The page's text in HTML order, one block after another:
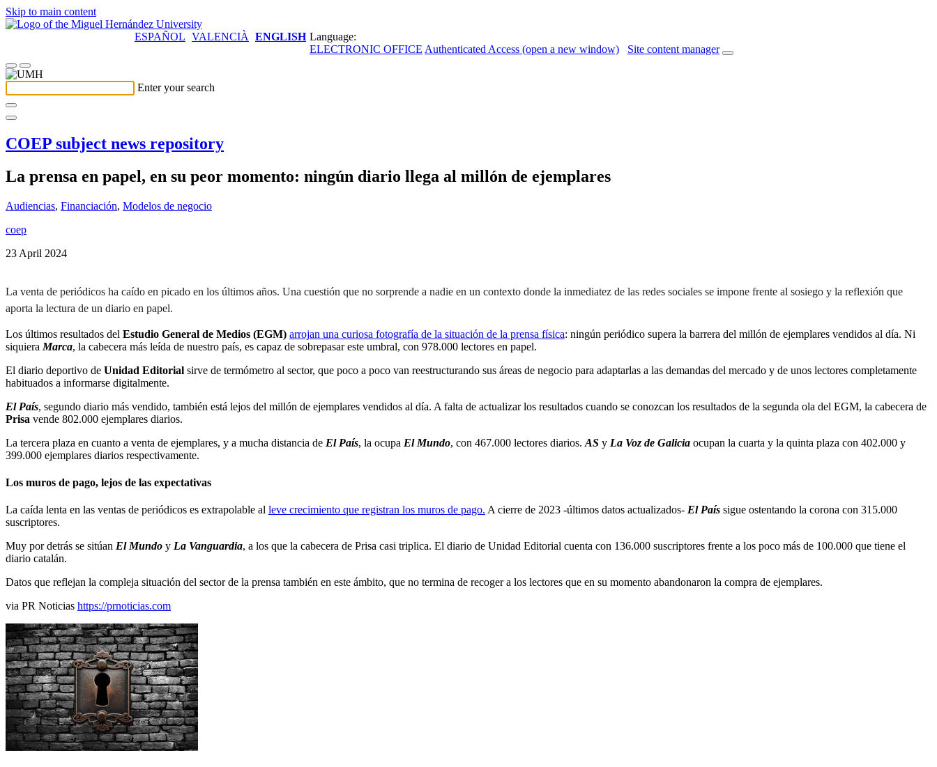
Skip to main content
Language:
ESPAÑOL VALENCIÀ
ENGLISH
ELECTRONIC OFFICE Authenticated Access (open a new window) Site content manager
Enter your search
COEP subject news repository
La prensa en papel, en su peor momento: ningún diario llega al millón de ejemplares
Audiencias, Financiación, Modelos de negocio
coep
23 April 2024
La venta de periódicos ha caído en picado en los últimos años. Una cuestión que no sorprende a nadie en un contexto donde la inmediatez de las redes sociales se impone frente al sosiego y la reflexión que
aporta la lectura de un diario en papel.
Los últimos resultados del Estudio General de Medios (EGM) arrojan una curiosa fotografía de la situación de la prensa física: ningún periódico supera la barrera del millón de ejemplares vendidos al día. Ni
siquiera Marca, la cabecera más leída de nuestro país, es capaz de sobrepasar este umbral, con 978.000 lectores en papel.
El diario deportivo de Unidad Editorial sirve de termómetro al sector, que poco a poco van reestructurando sus áreas de negocio para adaptarlas a las demandas del mercado y de unos lectores completamente
habituados a informarse digitalmente.
El País, segundo diario más vendido, también está lejos del millón de ejemplares vendidos al día. A falta de actualizar los resultados cuando se conozcan los resultados de la segunda ola del EGM, la cabecera de
Prisa vende 802.000 ejemplares diarios.
La tercera plaza en cuanto a venta de ejemplares, y a mucha distancia de El País, la ocupa El Mundo, con 467.000 lectores diarios. AS y La Voz de Galicia ocupan la cuarta y la quinta plaza con 402.000 y
399.000 ejemplares diarios respectivamente.
Los muros de pago, lejos de las expectativas
La caída lenta en las ventas de periódicos es extrapolable al leve crecimiento que registran los muros de pago. A cierre de 2023 -últimos datos actualizados- El País sigue ostentando la corona con 315.000
suscriptores.
Muy por detrás se sitúan El Mundo y La Vanguardia, a los que la cabecera de Prisa casi triplica. El diario de Unidad Editorial cuenta con 136.000 suscriptores frente a los poco más de 100.000 que tiene el
diario catalán.
Datos que reflejan la compleja situación del sector de la prensa también en este ámbito, que no termina de recoger a los lectores que en su momento abandonaron la compra de ejemplares.
via PR Noticias https://prnoticias.com